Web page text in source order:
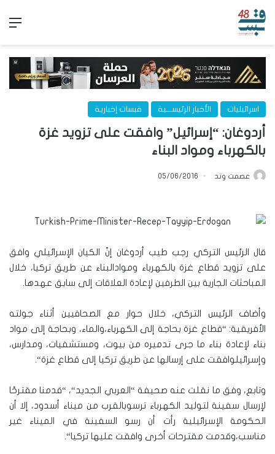
اسرائيليات الأخبار الرئيســـية قبسات إخبارية
أردوغان: “إسرائيل” وافقت على تزويد غزة
بالكهرباء ومواد البناء
عصمت وتد 05/06/2016
قال الرئيس التركي رجب طيب أردوغان إنّ الكيان الإسرائيلي وافق
على تزويد قطاع غزة بالكهرباء وموادالبناء عن طريق تركيا، خلال
المباحثات الجارية بين الطرفين لإعادة العلاقات إلى سابق عهدها.
وأضاف الرئيس التركي، خلال حوار مع الصحافيين أثناء جولته
الأفريقية: “قطاع غزة بحاجة إلى الكهرباء،والماء، وبحاجة إلى مواد
بناء لإعادة بناء ما جرى تدميره من بيوت، ومستشفيات، ومدارس،
وإسرائيلوافقت على إرسالها عن طريق تركيا إلى قطاع غزة“.
وتابع، وفق ما نقلت عنه صحيفة “ العربي الجديد“، “قدمنا مقترحًا
لإرسال سفينة لتوليد الكهرباء ترسوبالقرب من ميناء أسدود، إلا أن
الحكومة الإسرائيلية رأت أن رسو السفينة في الميناء غير
مناسب،وقدمت مقترحات أخرى وافقت عليها تركيا“.